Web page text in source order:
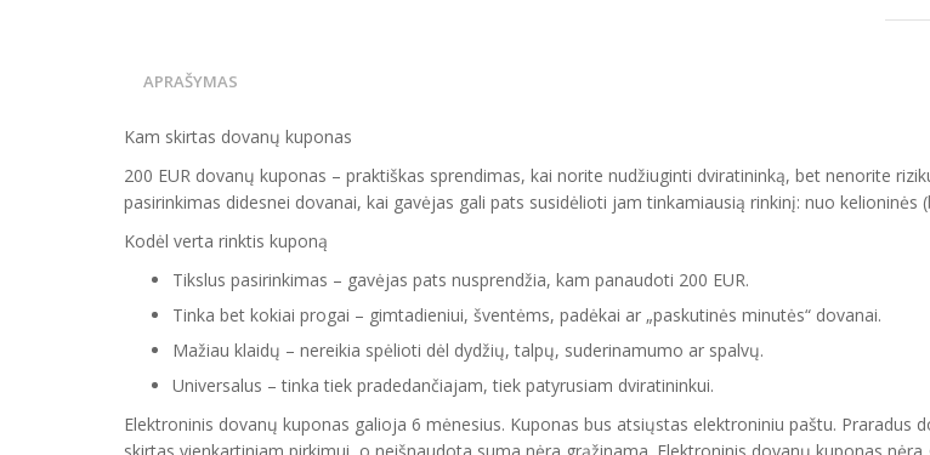
APRAŠYMAS
Kam skirtas dovanų kuponas
200 EUR dovanų kuponas – praktiškas sprendimas, kai norite nudžiuginti dviratininką, bet nenorite
pasirinkimas didesnei dovanai, kai gavėjas gali pats susidėlioti jam tinkamiausią rinkinį: nuo kelioninės
Kodėl verta rinktis kuponą
Tikslus pasirinkimas – gavėjas pats nusprendžia, kam panaudoti 200 EUR.
Tinka bet kokiai progai – gimtadieniui, šventėms, padėkai ar „paskutinės minutės“ dovanai.
Mažiau klaidų – nereikia spėlioti dėl dydžių, talpų, suderinamumo ar spalvų.
Universalus – tinka tiek pradedančiajam, tiek patyrusiam dviratininkui.
Elektroninis dovanų kuponas galioja 6 mėnesius. Kuponas bus atsiųstas elektroniniu paštu. Praradus